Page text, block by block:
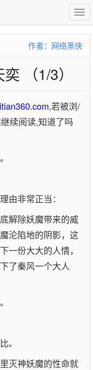
作者：网络黑侠
（1/3）
,若被浏/
续阅读,知道了吗
由非常正当：
解除妖魔带来的威
沦陷地的阴影，这
一份大大的人情，
了秦风一个大人
。
灭神妖魔的性命就